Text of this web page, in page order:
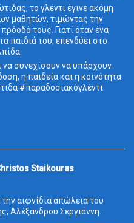
το γλέντι έγινε ακόμη
μαθητών, τιμώντας την
τους. Γιατί όταν ένα
παιδιά του, επενδύει στο
να συνεχίσουν να υπάρχουν
η παιδεία και η κοινότητα
#παραδοσιακόγλέντι
Staikouras
αιφνίδια απώλεια του
Αλέξανδρου Σεργιάννη.